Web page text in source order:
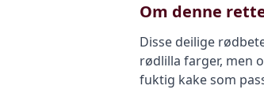
Om denne
Disse deilige
rødlilla farger, men
fuktig kake som